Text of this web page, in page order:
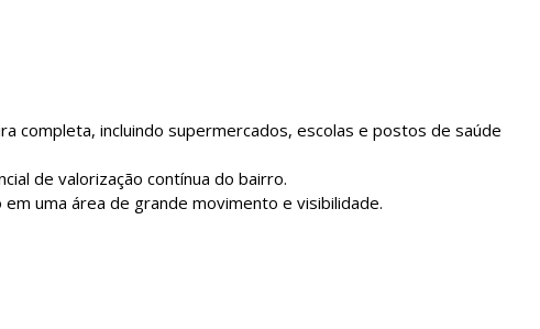
completa, incluindo supermercados, escolas e postos de saúde
de valorização contínua do bairro.
uma área de grande movimento e visibilidade.